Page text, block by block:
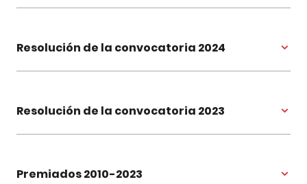
Resolución de la convocatoria 2024
Resolución de la convocatoria 2023
Premiados 2010-2023